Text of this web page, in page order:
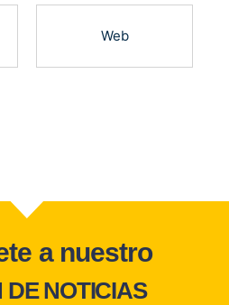
Web
a nuestro
DE NOTICIAS